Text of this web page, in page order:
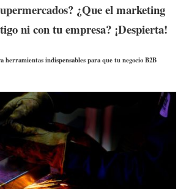
¿Que el marketing
ni con tu empresa? ¡Despierta!
herramientas indispensables para que tu negocio B2B